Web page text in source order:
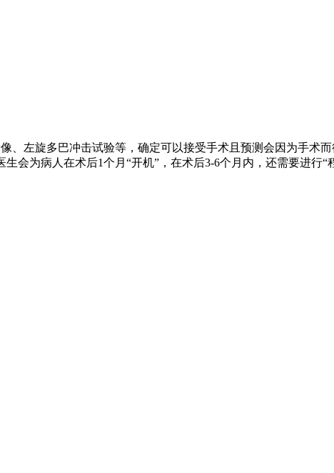
、左旋多巴冲击试验等，确定可以接受手术且预测会因为手术
会为病人在术后1个月“开机”，在术后3-6个月内，还需要进行“